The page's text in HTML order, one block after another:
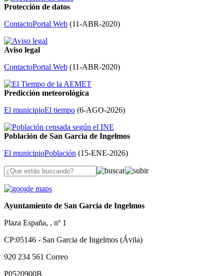
Protección de datos
ContactoPortal Web (11-ABR-2020)
Aviso legal
ContactoPortal Web (11-ABR-2020)
Predicción meteorológica
El municipioEl tiempo (6-AGO-2026)
Población de San Garcia de Ingelmos
El municipioPoblación (15-ENE-2026)
Ayuntamiento de San Garcia de Ingelmos
Plaza España, , nº 1
CP:05146 - San Garcia de Ingelmos (Ávila)
920 234 561 Correo
P0520900B